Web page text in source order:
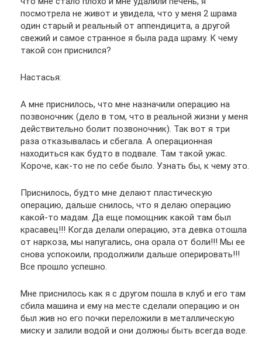
посмотрела не живот и увидела, что у меня 2 шрама
один старый и реальный от аппендицита, а другой
свежий и самое странное я была рада шраму. К чему
такой сон приснился?
Настасья:
А мне приснилось, что мне назначили операцию на
позвоночник (дело в том, что в реальной жизни у меня
действительно болит позвоночник). Так вот я три
раза отказывалась и сбегала. А операционная
находиться как будто в подвале. Там такой ужас.
Короче, как-то не по себе было. Узнать бы, к чему это.
Приснилось, будто мне делают пластическую
операцию, дальше снилось, что я делаю операцию
какой-то мадам. Да еще помощник какой там был
красавец!!! Когда делали операцию, эта девка отошла
от наркоза, мы напугались, она орала от боли!!! Мы ее
снова успокоили, продолжили дальше оперировать!!!
Все прошло успешно.
Мне приснилось как я с другом пошла в клуб и его там
сбила машина и ему на месте сделали операцию и он
был жив но его почки переложили в металлическую
миску и залили водой и они должны быть всегда воде.